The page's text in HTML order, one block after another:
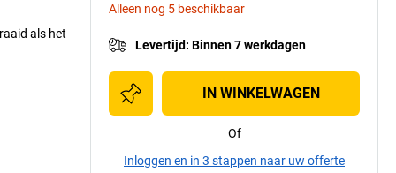
als het
Alleen nog 5 beschikbaar
Levertijd: Binnen 7 werkdagen
IN WINKELWAGEN
Of
Inloggen en in 3 stappen naar uw offerte